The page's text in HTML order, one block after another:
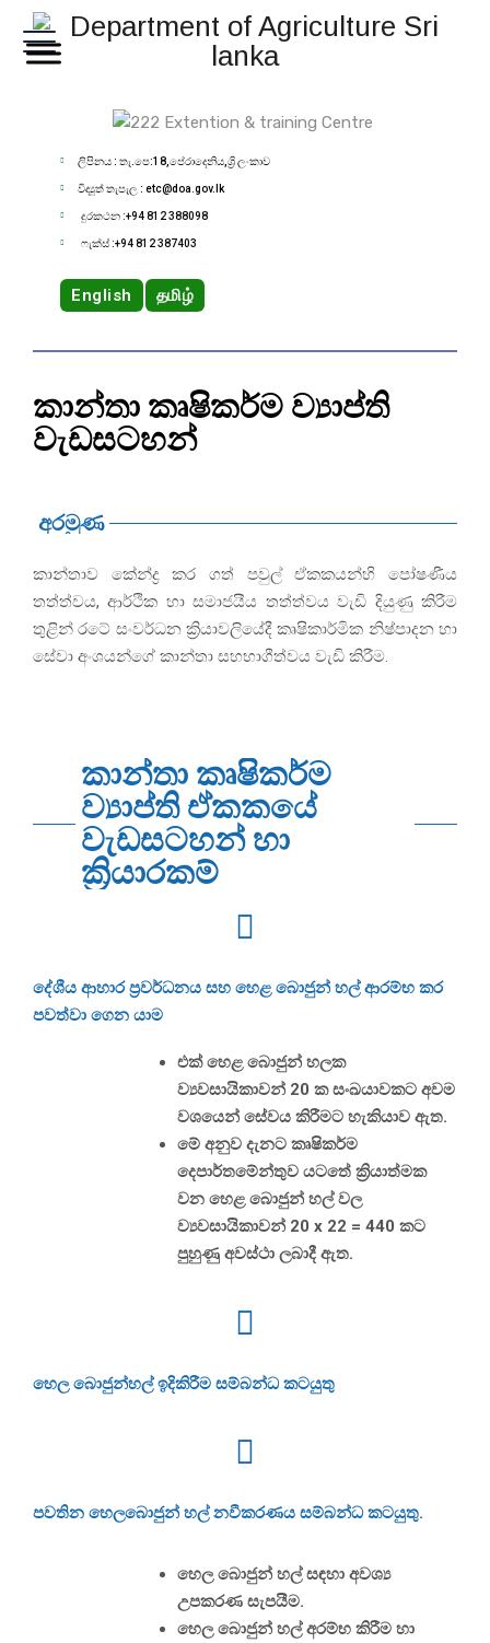
ලිපිනය : තැ.පෙ:18,පේරාදෙනිය,ශ්‍රි ලංකාව
විද්‍යුත් තැපැල : etc@doa.gov.lk
දුරකථන :+94 812 388098
ෆැක්ස් :+94 812 387403
English தமிழ்
කාන්තා කෘෂිකර්ම ව්‍යාප්ති
වැඩසටහන්
අරමුණ
කාන්තාව කේන්ද්‍ර කර ගත් පවුල් ඒකකයන්හි පෝෂණීය
තත්ත්වය, ආර්ථික හා සමාජයීය තත්ත්වය වැඩි දියුණු කිරීම
තුළින් රටේ සංවර්ධන ක්‍රියාවලියේදී කෘෂිකාර්මික නිෂ්පාදන හා
සේවා අංශයන්ගේ කාන්තා සහභාගීත්වය වැඩි කිරීම.
කාන්තා කෘෂිකර්ම
ව්‍යාප්ති ඒකකයේ
වැඩසටහන් හා
ක්‍රියාරකම්
දේශීය ආහාර ප්‍රවර්ධනය සහ හෙළ බොජුන් හල් ආරම්භ කර
පවත්වා ගෙන යාම
එක් හෙළ බොජුන් හලක
ව්‍යවසායිකාවන් 20 ක සංඛයාවකට අවම
වශයෙන් සේවය කිරීමට හැකියාව ඇත.
මේ අනුව දැනට කෘෂිකර්ම
දෙපාර්තමේන්තුව යටතේ ක්‍රියාත්මක
වන හෙළ බොජුන් හල් වල
ව්‍යවසායිකාවන් 20 x 22 = 440 කට
පුහුණු අවස්ථා ලබාදී ඇත.
හෙල බොජුන්හල් ඉදිකිරීම සම්බන්ධ කටයුතු
පවතින හෙලබොජුන් හල් නවීකරණය සම්බන්ධ කටයුතු.
හෙල බොජුන් හල් සඳහා අවශ්‍ය
උපකරණ සැපයීම.
හෙල බොජුන් හල් අරම්භ කිරීම හා